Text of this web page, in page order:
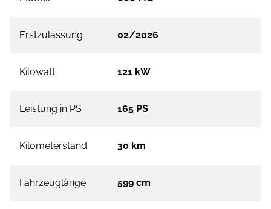
Erstzulassung 02/2026
Kilowatt 121 kW
Leistung in PS 165 PS
Kilometerstand 30 km
Fahrzeuglänge 599 cm